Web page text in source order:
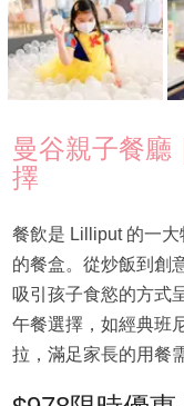
曼谷親子餐廳
擇
餐飲是 Lilliput 的一
的餐盒。從炒飯到創
吸引孩子食慾的方式
午餐選擇，如經典班
拉，滿足家長的用餐